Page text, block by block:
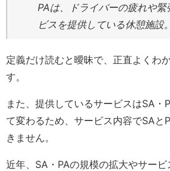
PAは、ドライバーの疲れや
ビスを提供している休憩施設。
定義だけ読むと曖昧で、正直よくわ
す。
また、提供しているサービスはSA・
て変わるため、サービス内容でSAと
きません。
近年、SA・PAの規模の拡大やサービ